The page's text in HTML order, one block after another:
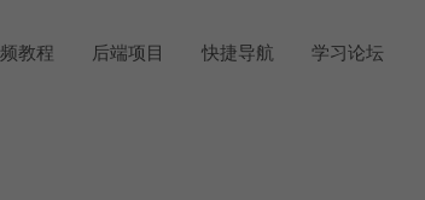
教程 后端项目 快捷导航 学习论坛